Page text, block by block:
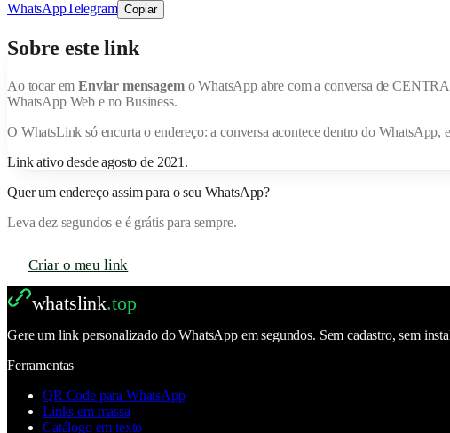
WhatsAppTelegram Copiar
Sobre este link
Ao tocar emEnviar mensagem o WhatsApp abre com a conversa de
WhatsApp Web e no Business.
O WhatsLink só encurta o endereço: a conversa acontece dentro do WhatsApp,
Link ativo desde agosto de 2021 .
Quer um endereço assim para o seu WhatsApp?
Leva dez segundos e é grátis para sempre.
Criar o meu link
whatslink.top
Gere um link personalizado do WhatsApp em segundos. Sem cadastro, sem
Ferramentas
QR Code para WhatsApp
Links em massa
Catálogo em texto